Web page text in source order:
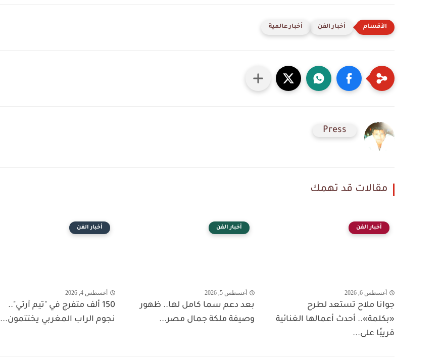
أخبار الفن أخبار عالمية
Press
مقالات قد تهمك
أخبار الفن
أغسطس 6, 2026
جوانا ملاح تستعد لطرح
«بكلمة».. أحدث أعمالها الغنائية
قريبًا على...
أخبار الفن
أغسطس 5, 2026
بعد دعم سما كامل لها.. ظهور
وصيفة ملكة جمال مصر...
أخبار الفن
أغسطس 4, 2026
150 ألف متفرج في "تيم آرتي"..
نجوم الراب المغربي يختتمون...